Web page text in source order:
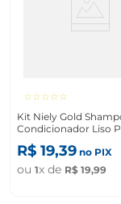
☆☆☆☆☆
Kit Niely Gold
Condicionador Liso
275ml+ 175ml
R$ 19,39 no PIX
ou 1x de R$ 19,99